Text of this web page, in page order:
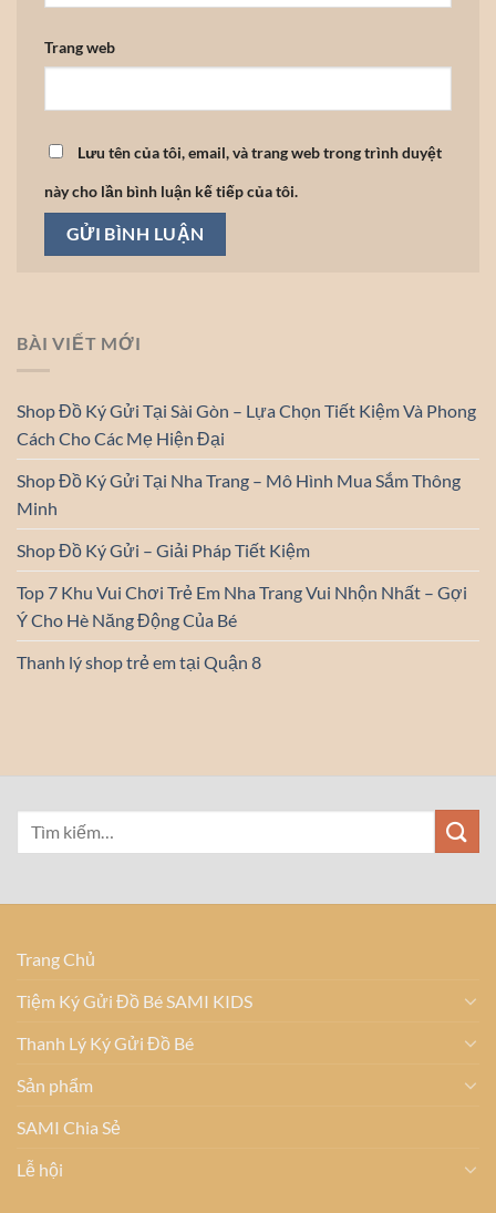
BÀI VIẾT MỚI
Shop Đồ Ký Gửi Tại Sài Gòn – Lựa Chọn Tiết Kiệm Và Phong
Cách Cho Các Mẹ Hiện Đại
Shop Đồ Ký Gửi Tại Nha Trang – Mô Hình Mua Sắm Thông
Minh
Shop Đồ Ký Gửi – Giải Pháp Tiết Kiệm
Top 7 Khu Vui Chơi Trẻ Em Nha Trang Vui Nhộn Nhất – Gợi
Ý Cho Hè Năng Động Của Bé
Thanh lý shop trẻ em tại Quận 8
Trang web
Lưu tên của tôi, email, và trang web trong trình duyệt
này cho lần bình luận kế tiếp của tôi.
Trang Chủ
Tiệm Ký Gửi Đồ Bé SAMI KIDS
Thanh Lý Ký Gửi Đồ Bé
Sản phẩm
SAMI Chia Sẻ
Lễ hội